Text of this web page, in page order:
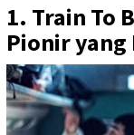
1. Train To
Pionir